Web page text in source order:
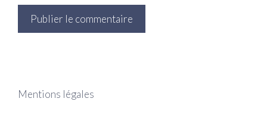
Mentions légales